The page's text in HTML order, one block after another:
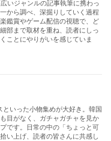
いジャンルの記事執筆に携わっ
から調べ、深掘りしていく過程
鑑賞やゲーム配信の視聴で、ど
部まで取材を重ね、読者にしっ
ことにやりがいを感じていま
いった小物集めが大好き。韓国
目がなく、ガチャガチャを見か
です。日常の中の「ちょっと可
い上げ、読者の皆さんに共感し